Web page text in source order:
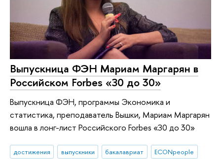
Выпускница ФЭН Мариам Маргарян в
Российском Forbes «З0 до 30»
Выпускница ФЭН, программы Экономика и
статистика, преподаватель Вышки, Мариам Маргарян
вошла в лонг-лист Российского Forbes «З0 до 30»
достижения выпускники бакалавриат ECONpeople